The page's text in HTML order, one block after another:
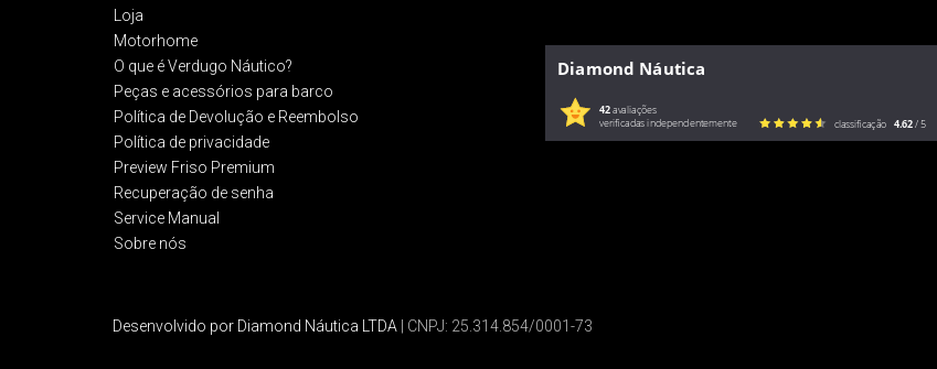
Loja
Motorhome
O que é Verdugo Náutico?
Peças e acessórios para barco
Política de Devolução e Reembolso​
Política de privacidade
Preview Friso Premium
Recuperação de senha
Service Manual
Sobre nós
Diamond Náutica
42avaliações
verificadas independentemente
classificação 4.62/ 5
Desenvolvido por Diamond Náutica LTDA | CNPJ: 25.314.854/0001-73